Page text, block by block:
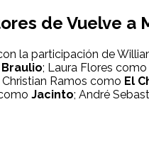
de Vuelve a
la participación de
Braulio; Laura Flores
Christian Ramos como El
Jacinto; André